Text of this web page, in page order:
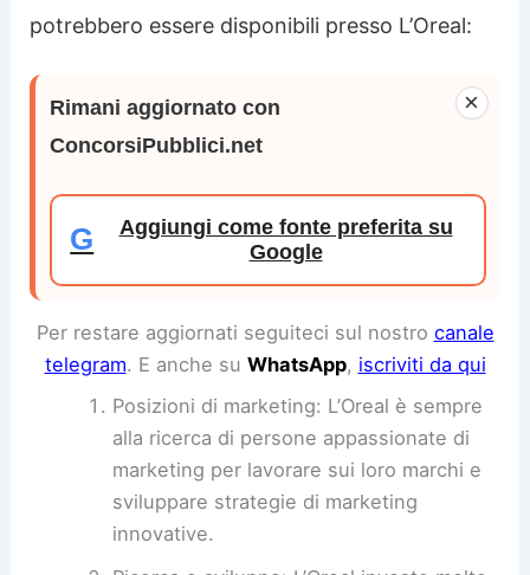
potrebbero essere disponibili presso L’Oreal:
×
Rimani aggiornato con
ConcorsiPubblici.net
G
Aggiungi come fonte preferita su
Google
Per restare aggiornati seguiteci sul nostro canale
telegram. E anche su WhatsApp, iscriviti da qui
Posizioni di marketing: L’Oreal è sempre
alla ricerca di persone appassionate di
marketing per lavorare sui loro marchi e
sviluppare strategie di marketing
innovative.